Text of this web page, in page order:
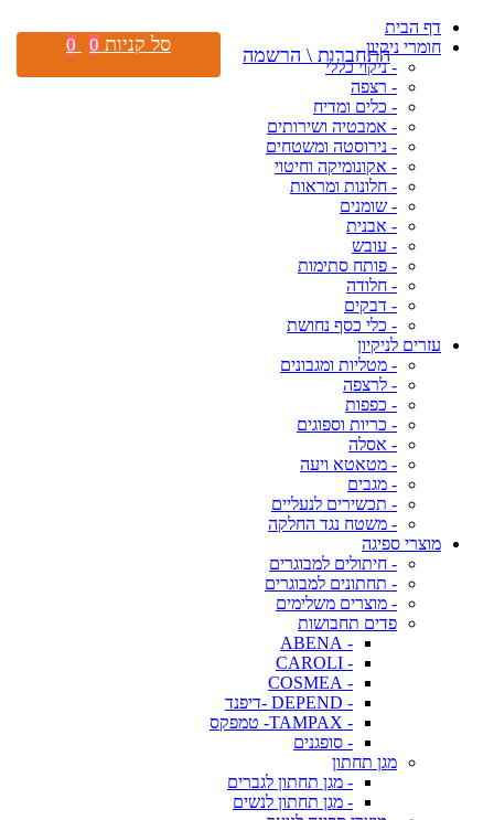
דף הבית
חומרי ניקיון
- ניקוי כללי
- רצפה
- כלים ומדיח
- אמבטיה ושירותים
- נירוסטה ומשטחים
- אקונומיקה וחיטוי
- חלונות ומראות
- שומנים
- אבנית
- עובש
- פותח סתימות
- חלודה
- דבקים
- כלי כסף נחושת
עזרים לניקיון
- מטליות ומגבונים
- לרצפה
- כפפות
- כריות וספוגים
- אסלה
- מטאטא ויעה
- מגבים
- תכשירים לנעליים
- משטח נגד החלקה
מוצרי ספיגה
- חיתולים למבוגרים
- תחתונים למבוגרים
- מוצרים משלימים
פדים תחבושות
- ABENA
- CAROLI
- COSMEA
- DEPEND -דיפנד
- TAMPAX- טמפקס
- סופגנים
מגן תחתון
- מגן תחתון לגברים
- מגן תחתון לנשים
התחברות \ הרשמה סל קניות 0
0